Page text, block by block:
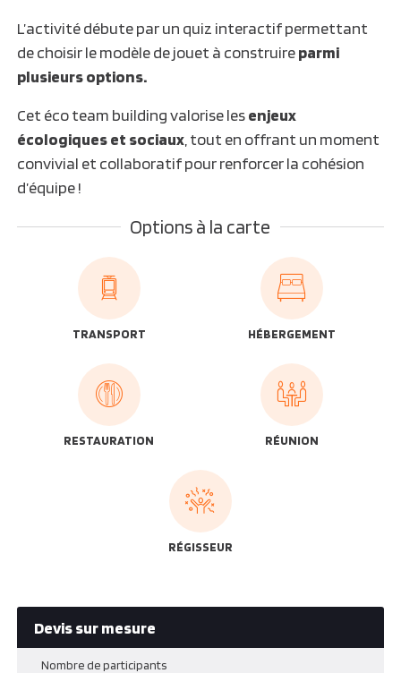
L’activité débute par un quiz interactif permettant
de choisir le modèle de jouet à construireparmi
plusieurs options.
Cet éco team building valorise lesenjeux
écologiques et sociaux , tout en offrant un moment
convivial et collaboratif pour renforcer la cohésion
d’équipe !
Options à la carte
TRANSPORT HÉBERGEMENT
RESTAURATION RÉUNION
RÉGISSEUR
Devis sur mesure
Nombre de participants